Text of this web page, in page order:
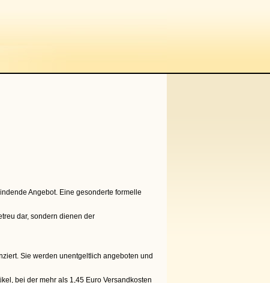
Angebot. Eine gesonderte formelle
dar, sondern dienen der
Sie werden unentgeltlich angeboten und
bei der mehr als 1,45 Euro Versandkosten